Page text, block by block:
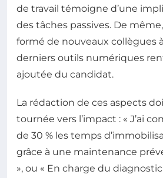
de travail témoigne d’une
des tâches passives. De
formé de nouveaux collègues
derniers outils numériques
ajoutée du candidat.
La rédaction de ces aspects
tournée vers l’impact : « J’ai
de 30 % les temps
grâce à une maintenance
», ou « En charge du